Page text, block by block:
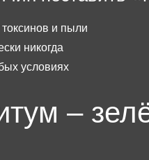
и пыли
никогда
условиях
–